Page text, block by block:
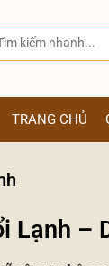
TRANG CHỦ
Lạnh –